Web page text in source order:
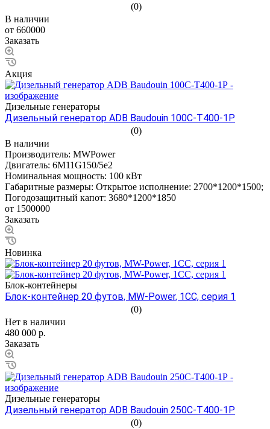
(0)
В наличии
от 660000
Заказать
Акция
Дизельные генераторы
Дизельный генератор ADB Baudouin 100С-Т400-1Р
(0)
В наличии
Производитель: MWPower
Двигатель: 6M11G150/5e2
Номинальная мощность: 100 кВт
Габаритные размеры: Открытое исполнение: 2700*1200*1500;
Погодозащитный капот: 3680*1200*1850
от 1500000
Заказать
Новинка
Блок-контейнеры
Блок-контейнер 20 футов, MW-Power, 1СС, серия 1
(0)
Нет в наличии
480 000 р.
Заказать
Дизельные генераторы
Дизельный генератор ADB Baudouin 250С-Т400-1Р
(0)